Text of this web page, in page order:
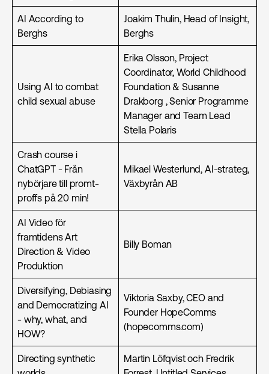
AI According to
Berghs
Joakim Thulin, Head of Insight,
Berghs
Using AI to combat
child sexual abuse
Erika Olsson, Project
Coordinator, World Childhood
Foundation & Susanne
Drakborg , Senior Programme
Manager and Team Lead
Stella Polaris
Crash course i
ChatGPT - Från
nybörjare till promt-
proffs på 20 min!
Mikael Westerlund, AI-strateg,
Växbyrån AB
AI Video för
framtidens Art
Direction & Video
Produktion
Billy Boman
Diversifying, Debiasing
and Democratizing AI
- why, what, and
HOW?
Viktoria Saxby, CEO and
Founder HopeComms
(hopecomms.com)
Directing synthetic
Martin Löfqvist och Fredrik